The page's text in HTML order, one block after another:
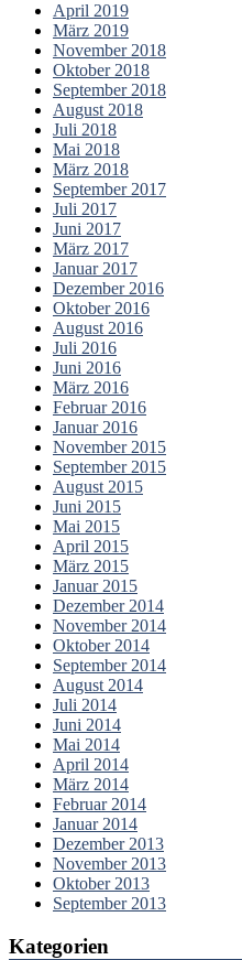
April 2019
März 2019
November 2018
Oktober 2018
September 2018
August 2018
Juli 2018
Mai 2018
März 2018
September 2017
Juli 2017
Juni 2017
März 2017
Januar 2017
Dezember 2016
Oktober 2016
August 2016
Juli 2016
Juni 2016
März 2016
Februar 2016
Januar 2016
November 2015
September 2015
August 2015
Juni 2015
Mai 2015
April 2015
März 2015
Januar 2015
Dezember 2014
November 2014
Oktober 2014
September 2014
August 2014
Juli 2014
Juni 2014
Mai 2014
April 2014
März 2014
Februar 2014
Januar 2014
Dezember 2013
November 2013
Oktober 2013
September 2013
Kategorien